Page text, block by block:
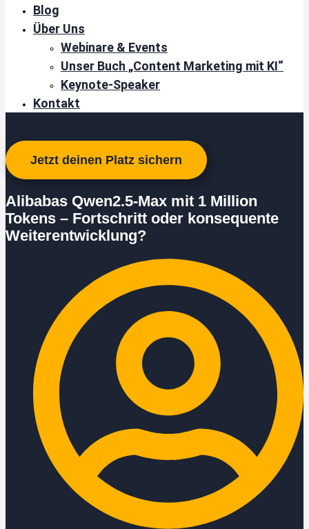
Blog
Über Uns
Webinare & Events
Unser Buch „Content Marketing mit KI“
Keynote-Speaker
Kontakt
Jetzt deinen Platz sichern
Alibabas Qwen2.5-Max mit 1 Million
Tokens – Fortschritt oder konsequente
Weiterentwicklung?